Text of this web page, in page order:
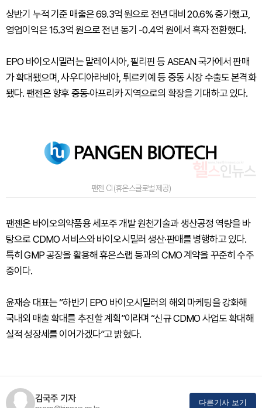
상반기 누적 기준 매출은 69.3억 원으로 전년 대비 20.6% 증가했고,
영업이익은 15.3억 원으로 전년 동기 -0.4억 원에서 흑자 전환했다.
EPO 바이오시밀러는 말레이시아, 필리핀 등 ASEAN 국가에서 판매
가 확대됐으며, 사우디아라비아, 튀르키예 등 중동 시장 수출도 본격화
됐다. 팬젠은 향후 중동·아프리카 지역으로의 확장을 기대하고 있다.
팬젠 CI (휴온스글로벌 제공)
팬젠은 바이오의약품용 세포주 개발 원천기술과 생산공정 역량을 바
탕으로 CDMO 서비스와 바이오시밀러 생산·판매를 병행하고 있다.
특히 GMP 공장을 활용해 휴온스랩 등과의 CMO 계약을 꾸준히 수주
중이다.
윤재승 대표는 “하반기 EPO 바이오시밀러의 해외 마케팅을 강화해
국내외 매출 확대를 추진할 계획”이라며 “신규 CDMO 사업도 확대해
실적 성장세를 이어가겠다”고 밝혔다.
김국주 기자 다른기사 보기